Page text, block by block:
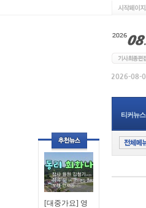
[대중가요] 영
티커뉴스